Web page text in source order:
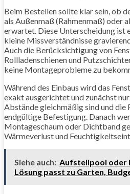
Beim Bestellen sollte klar sein, ob
als Außenmaß (Rahmenmaß) oder
erwartet. Diese Unterscheidung ist
kleine Missverständnisse
Auch die Berücksichtigung von
Rollladenschienen und
keine Montageprobleme zu
Während des Einbaus wird das
exakt ausgerichtet und zunächst
Abstände gleichmäßig sind und
endgültige Befestigung. Danach
Montageschaum oder Dichtband
Wärmeverlust und
Siehe auch: Aufstellpool oder
Lösung passt zu Garten,